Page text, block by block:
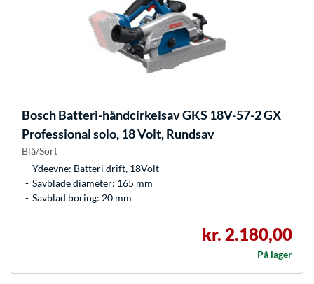
BoschBatteri-håndcirkelsav GKS 18V-57-2 GX
Professional solo, 18 Volt, Rundsav
Blå/Sort
Ydeevne: Batteri drift, 18Volt
Savblade diameter: 165 mm
Savblad boring: 20 mm
kr. 2.180,00
På lager